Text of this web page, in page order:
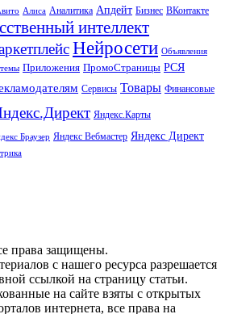
Алиса Аналитика Апдейт Бизнес ВКонтакте
интеллект
Нейросети Объявления
Приложения ПромоСтраницы РСЯ
Сервисы Товары Финансовые
Яндекс.Карты
Браузер Яндекс Вебмастер Яндекс Директ
права защищены.
с нашего ресурса разрешается
ссылкой на страницу статьи.
на сайте взяты с открытых
интернета, все права на